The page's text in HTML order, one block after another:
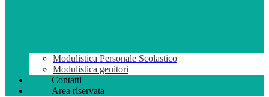
Modulistica Personale Scolastico
Modulistica genitori
Contatti
Area riservata